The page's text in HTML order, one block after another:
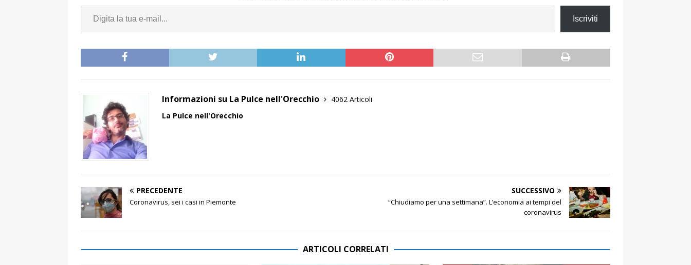
Iscriviti
Informazioni su La Pulce nell'Orecchio
4062 Articoli
La Pulce nell'Orecchio
PRECEDENTE
Coronavirus, sei i casi in Piemonte
SUCCESSIVO
“Chiudiamo per una settimana”. L’economia ai tempi del
coronavirus
ARTICOLI CORRELATI